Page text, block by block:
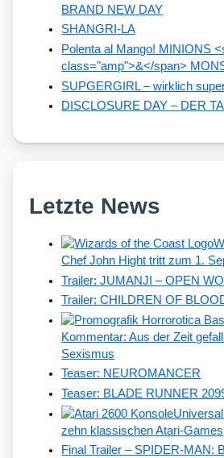
BRAND NEW DAY
SHANGRI-LA
Polenta al Mango! MINIONS
class="amp">&</span>
SUPGERGIRL – wirklich
DISCLOSURE DAY – DER
Letzte News
Chef John Hight tritt zum 1.
Trailer: JUMANJI – OPEN
Trailer: CHILDREN OF
Kommentar: Aus der Zeit
Sexismus
Teaser: NEUROMANCER
Teaser: BLADE RUNNER
zehn klassischen Atari-Games
Final Trailer – SPIDER-MAN: